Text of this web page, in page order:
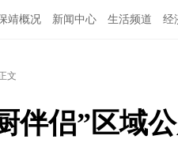
靖概况 新闻中心 生活频道 经
文
伴侣”区域